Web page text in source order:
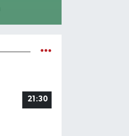
21:30